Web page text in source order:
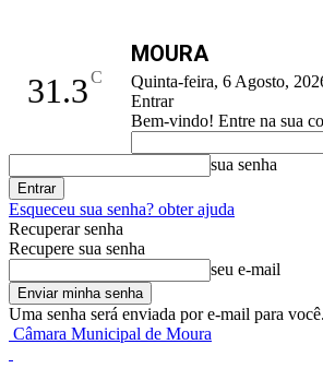
31.3C
MOURA
Quinta-feira, 6 Agosto,
Entrar
Bem-vindo! Entre na sua
sua senha
Esqueceu sua senha? obter ajuda
Recuperar senha
Recupere sua senha
seu e-mail
Uma senha será enviada por e-mail para você.
Câmara Municipal de Moura